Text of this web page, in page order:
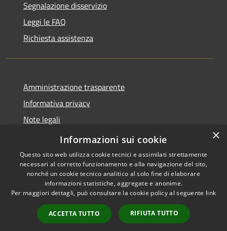
Segnalazione disservizio
Leggi le FAQ
Richiesta assistenza
Amministrazione trasparente
Informativa privacy
Note legali
Dichiarazione di accessibilità
Accessibilità
Copyright © 2026 • Comune di
Cene • Powered by
Municipium•
Accesso
redazione
×
Informazioni sui cookie
Questo sito web utilizza cookie tecnici e assimilati strettamente
necessari al corretto funzionamento e alla navigazione del sito,
nonché un cookie tecnico analitico al solo fine di elaborare
informazioni statistiche, aggregate e anonime.
Per maggiori dettagli, può consultare la cookie policy al seguente link
ACCETTA TUTTO RIFIUTA TUTTO